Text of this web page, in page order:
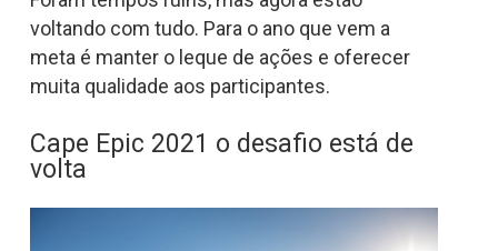
voltando com tudo. Para o ano que vem a
meta é manter o leque de ações e oferecer
muita qualidade aos participantes.
Cape Epic 2021 o desafio está de
volta